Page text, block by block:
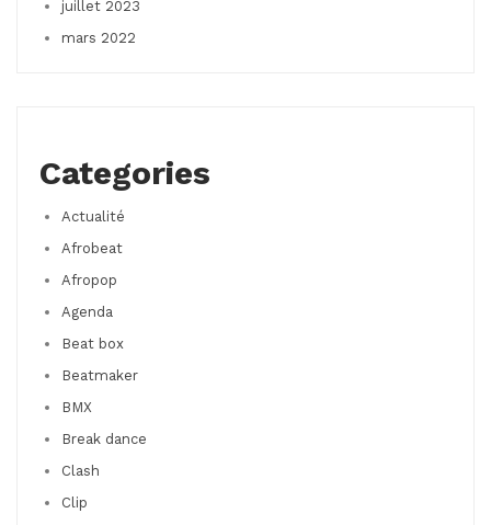
juillet 2023
mars 2022
Categories
Actualité
Afrobeat
Afropop
Agenda
Beat box
Beatmaker
BMX
Break dance
Clash
Clip